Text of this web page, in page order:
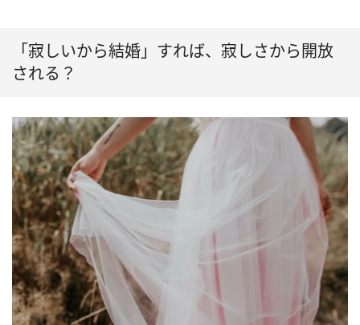
「寂しいから結婚」すれば、寂しさから開放
される？